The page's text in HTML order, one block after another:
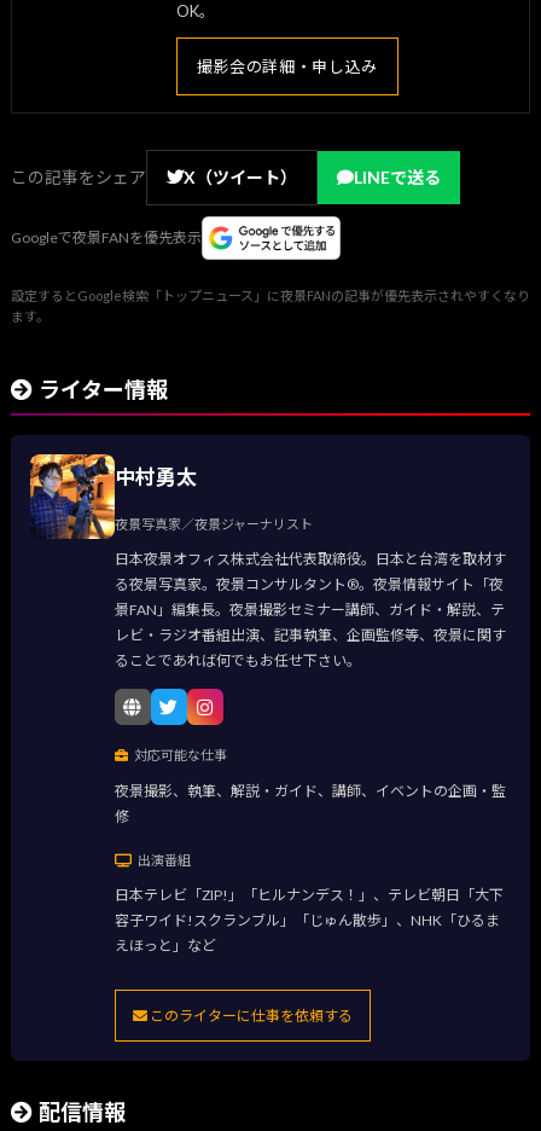
OK。
撮影会の詳細・申し込み
この記事をシェア X（ツイート） LINEで送る
Googleで夜景FANを優先表示
設定するとGoogle検索「トップニュース」に夜景FANの記事が優先表示されやすくなり
ます。
ライター情報
中村勇太
夜景写真家／夜景ジャーナリスト
日本夜景オフィス株式会社代表取締役。日本と台湾を取材す
る夜景写真家。夜景コンサルタント®。夜景情報サイト「夜
景FAN」編集長。夜景撮影セミナー講師、ガイド・解説、テ
レビ・ラジオ番組出演、記事執筆、企画監修等、夜景に関す
ることであれば何でもお任せ下さい。
対応可能な仕事
夜景撮影、執筆、解説・ガイド、講師、イベントの企画・監
修
出演番組
日本テレビ「ZIP!」「ヒルナンデス！」、テレビ朝日「大下
容子ワイド!スクランブル」「じゅん散歩」、NHK「ひるま
えほっと」など
このライターに仕事を依頼する
配信情報